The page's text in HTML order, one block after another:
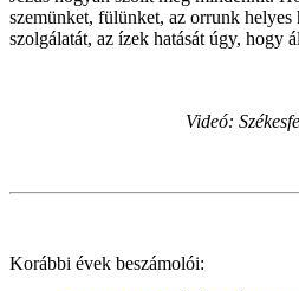
szemünket, fülünket, az orrunk helyes
szolgálatát, az ízek hatását úgy, hogy
Videó:
Korábbi évek beszámolói: